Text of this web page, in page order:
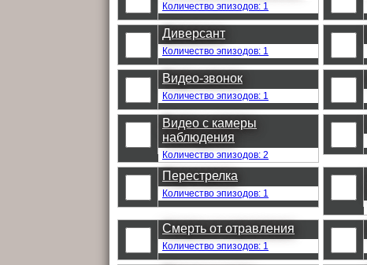
Количество эпизодов: 1
Диверсант
Количество эпизодов: 1
Видео-звонок
Количество эпизодов: 1
Видео с камеры
наблюдения
Количество эпизодов: 2
Перестрелка
Количество эпизодов: 1
Смерть от отравления
Количество эпизодов: 1